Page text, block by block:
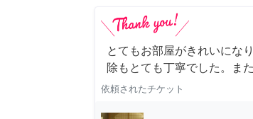
とてもお部屋がきれいにな
除もとても丁寧でした。ま
依頼されたチケット